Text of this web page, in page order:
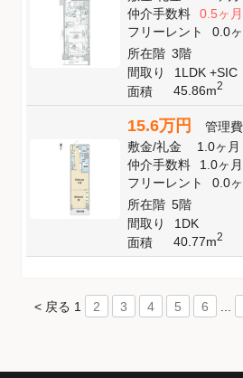
仲介手数料
0.5ヶ月
フリーレント
0.0
所在階 3階
間取り
1LDK +SIC
面積
45.86m2
15.6万円 管理費
敷金/礼金 1.0ヶ
仲介手数料
1.0ヶ月
フリーレント
0.0
所在階 5階
間取り
1DK
面積
40.77m2
< 戻る 1 2 3 4 5 6